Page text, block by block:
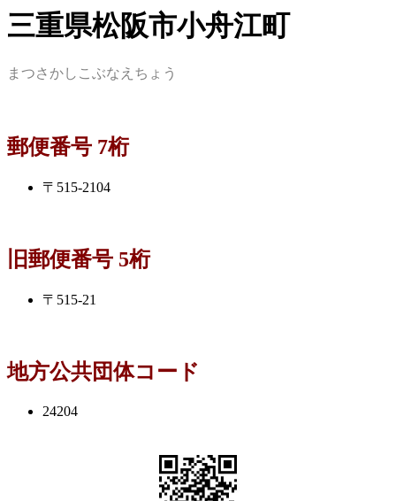
三重県松阪市小舟江町
まつさかしこぶなえちょう
郵便番号 7桁
〒515-2104
旧郵便番号 5桁
〒515-21
地方公共団体コード
24204